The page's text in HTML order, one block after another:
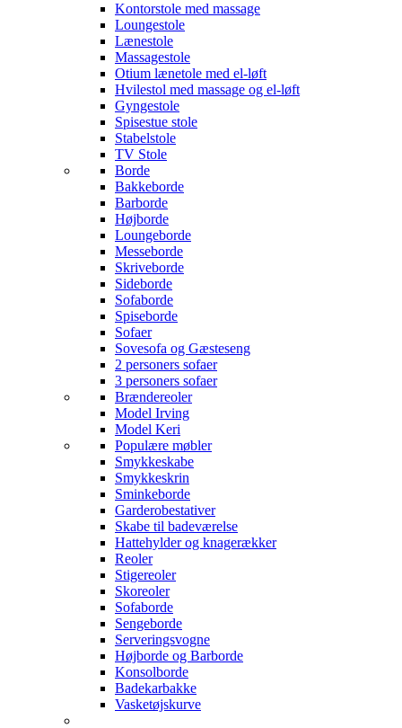
Kontorstole med massage
Loungestole
Lænestole
Massagestole
Otium lænetole med el-løft
Hvilestol med massage og el-løft
Gyngestole
Spisestue stole
Stabelstole
TV Stole
Borde
Bakkeborde
Barborde
Højborde
Loungeborde
Messeborde
Skriveborde
Sideborde
Sofaborde
Spiseborde
Sofaer
Sovesofa og Gæsteseng
2 personers sofaer
3 personers sofaer
Brændereoler
Model Irving
Model Keri
Populære møbler
Smykkeskabe
Smykkeskrin
Sminkeborde
Garderobestativer
Skabe til badeværelse
Hattehylder og knagerækker
Reoler
Stigereoler
Skoreoler
Sofaborde
Sengeborde
Serveringsvogne
Højborde og Barborde
Konsolborde
Badekarbakke
Vasketøjskurve